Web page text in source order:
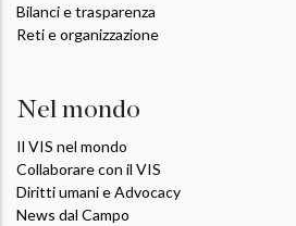
Bilanci e trasparenza
Reti e organizzazione
Nel mondo
Il VIS nel mondo
Collaborare con il VIS
Diritti umani e Advocacy
News dal Campo